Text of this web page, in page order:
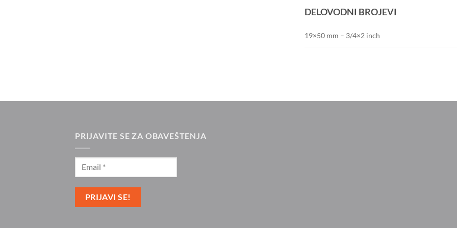
DELOVODNI BROJEVI
19×50 mm – 3/4×2 inch
PRIJAVITE SE ZA OBAVEŠTENJA